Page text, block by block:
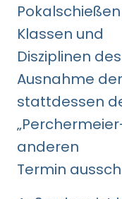
Klassen und
Disziplinen
Ausnahme
stattdessen
anderen
Termin